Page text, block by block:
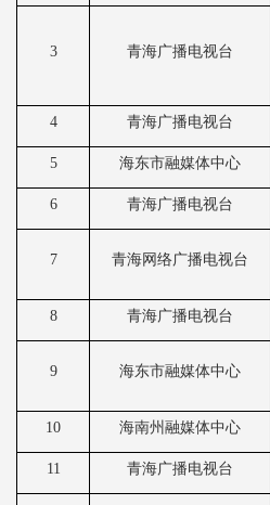
3 青海广播电视台
4 青海广播电视台
5 海东市融媒体中心
6 青海广播电视台
7 青海网络广播电视台
8 青海广播电视台
9 海东市融媒体中心
10 海南州融媒体中心
11 青海广播电视台